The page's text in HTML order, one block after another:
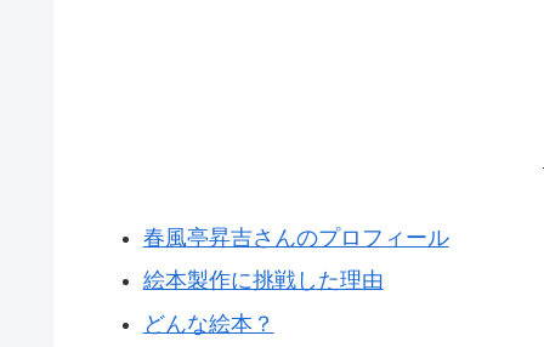
春風亭昇吉さんのプロフィール
絵本製作に挑戦した理由
どんな絵本？